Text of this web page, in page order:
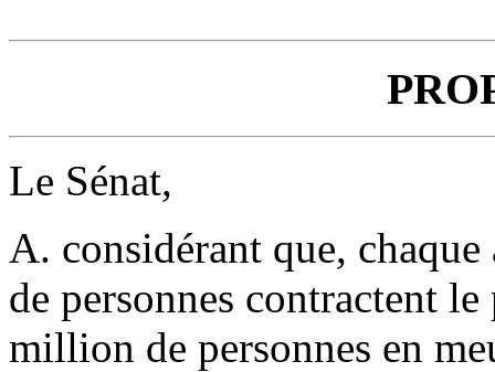
Le Sénat,
A. considérant que,
de personnes contractent
million de personnes en